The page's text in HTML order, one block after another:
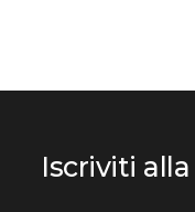
Iscriviti